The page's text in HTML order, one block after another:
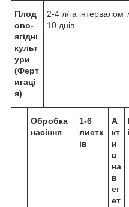
Плод
ово-
ягідні
культ
ури
(Ферт
игаці
я)
2-4 л/га інтервалом
10 днів
Обробка
насіння
1-6
листк
ів
А
кт
и
в
на
в
ег
ет